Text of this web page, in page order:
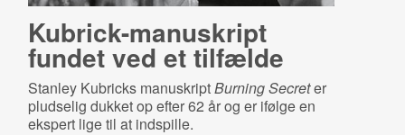
Ku­bri­ck-​ma­nuskript
fundet ved et tilfælde
Stanley Kubricks manuskriptBurning Secreter
pludselig dukket op efter 62 år og er ifølge en
ekspert lige til at indspille.